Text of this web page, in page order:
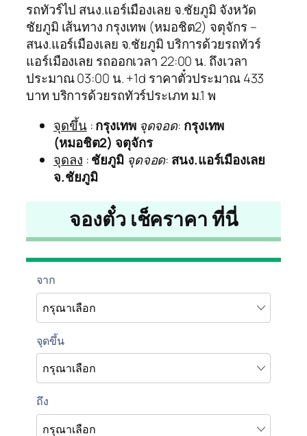
รถทัวร์ไป สนง.แอร์เมืองเลย จ.ชัยภูมิ จังหวัด
ชัยภูมิ เส้นทาง กรุงเทพ (หมอชิต2) จตุจักร –
สนง.แอร์เมืองเลย จ.ชัยภูมิ บริการด้วยรถทัวร์
แอร์เมืองเลย รถออกเวลา 22:00 น. ถึงเวลา
ประมาณ 03:00 น. +1d ราคาตั๋วประมาณ 433
บาท บริการด้วยรถทัวร์ประเภท ม.1 พ
จุดขึ้น:กรุงเทพ จุดจอด: กรุงเทพ
(หมอชิต2) จตุจักร
จุดลง :ชัยภูมิ จุดจอด: สนง.แอร์เมืองเลย
จ.ชัยภูมิ
จองตั๋ว เช็คราคา ที่นี่